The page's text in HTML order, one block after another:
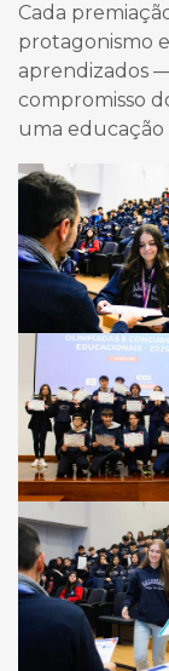
Cada
protagonismo
aprendizados
compromisso
uma educação